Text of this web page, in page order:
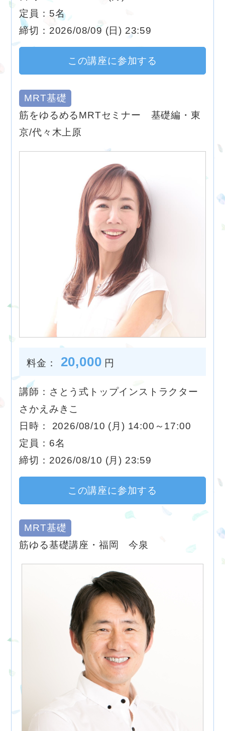
定員：5名
締切：2026/08/09 (日) 23:59
この講座に参加する
MRT基礎
筋をゆるめるMRTセミナー 基礎編・東
京/代々木上原
料金： 20,000 円
講師：さとう式トップインストラクター
さかえみきこ
日時： 2026/08/10 (月) 14:00～17:00
定員：6名
締切：2026/08/10 (月) 23:59
この講座に参加する
MRT基礎
筋ゆる基礎講座・福岡 今泉